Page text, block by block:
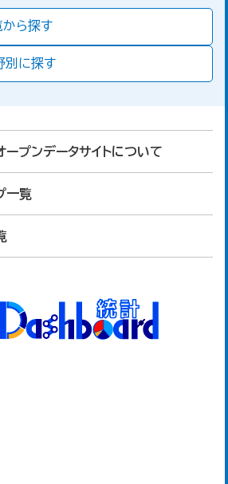
から探す
別に探す
ープンデータサイトについて
一覧